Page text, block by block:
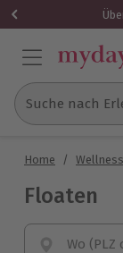
Suche nach
Home / Wellness
Floaten
Wo (PLZ